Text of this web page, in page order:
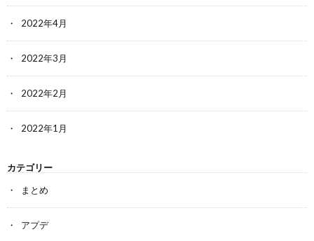
2022年4月
2022年3月
2022年2月
2022年1月
カテゴリー
まとめ
アプデ